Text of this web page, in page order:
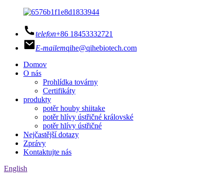
telefon+86 18453332721
E-mailemqihe@qihebiotech.com
Domov
O nás
Prohlídka továrny
Certifikáty
produkty
potěr houby shiitake
potěr hlívy ústřičné královské
potěr hlívy ústřičné
Nejčastější dotazy
Zprávy
Kontaktujte nás
English